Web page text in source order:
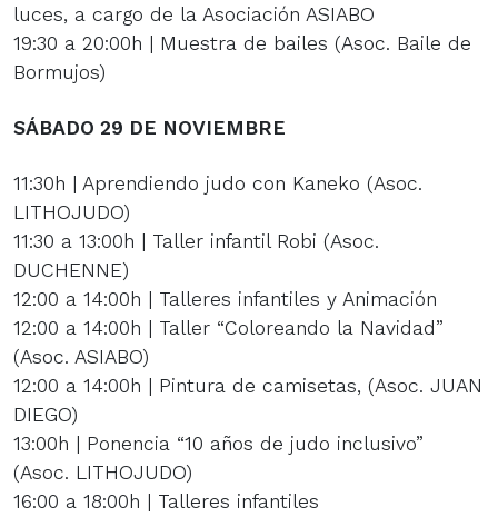
luces, a cargo de la Asociación ASIABO
19:30 a 20:00h | Muestra de bailes (Asoc. Baile de
Bormujos)
SÁBADO 29 DE NOVIEMBRE
11:30h | Aprendiendo judo con Kaneko (Asoc.
LITHOJUDO)
11:30 a 13:00h | Taller infantil Robi (Asoc.
DUCHENNE)
12:00 a 14:00h | Talleres infantiles y Animación
12:00 a 14:00h | Taller “Coloreando la Navidad”
(Asoc. ASIABO)
12:00 a 14:00h | Pintura de camisetas, (Asoc. JUAN
DIEGO)
13:00h | Ponencia “10 años de judo inclusivo”
(Asoc. LITHOJUDO)
16:00 a 18:00h | Talleres infantiles